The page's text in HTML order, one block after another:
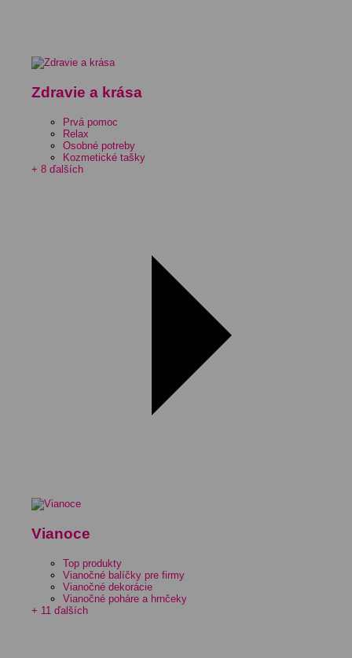
Zdravie a krása
Prvá pomoc
Relax
Osobné potreby
Kozmetické tašky
+ 8 ďalších
Vianoce
Top produkty
Vianočné balíčky pre firmy
Vianočné dekorácie
Vianočné poháre a hrnčeky
+ 11 ďalších